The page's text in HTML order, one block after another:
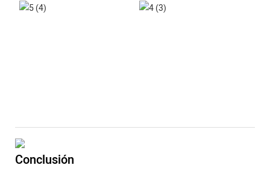
Conclusión